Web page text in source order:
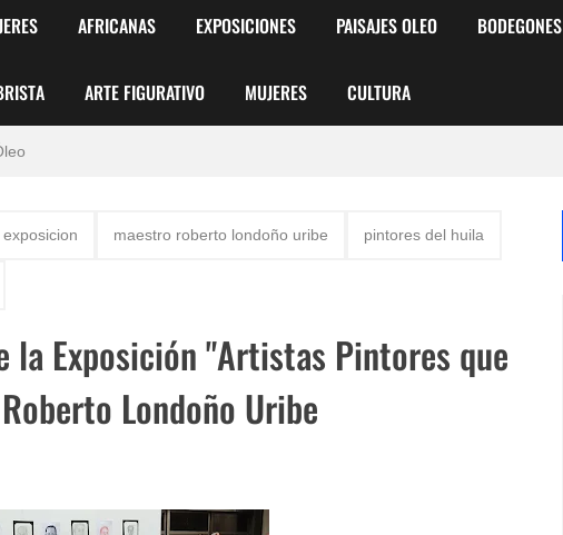
AFRICANAS EXPOSICIONES PAISAJES OLEO BODEGONES
ARTE FIGURATIVO MUJERES CULTURA
Lápiz, Biryulina Vita
Más Bellas del Mundo
exposicion maestro roberto londoño uribe pintores del huila
la Exposición "Artistas Pintores que
Londoño Uribe